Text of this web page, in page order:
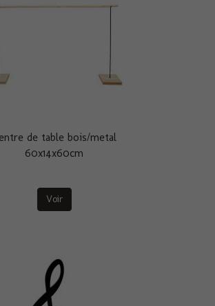
de table bois/metal
60x14x60cm
Voir